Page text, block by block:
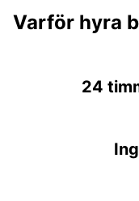
Varför hyra
24